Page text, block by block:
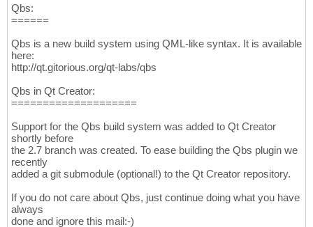
Qbs:
======
Qbs is a new build system using QML-like syntax. It is available
here:
http://qt.gitorious.org/qt-labs/qbs
Qbs in Qt Creator:
====================
Support for the Qbs build system was added to Qt Creator
shortly before
the 2.7 branch was created. To ease building the Qbs plugin we
recently
added a git submodule (optional!) to the Qt Creator repository.
If you do not care about Qbs, just continue doing what you have
always
done and ignore this mail:-)